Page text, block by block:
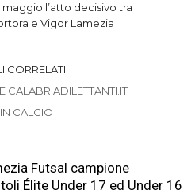
maggio l’atto decisivo tra
e Vigor Lamezia
CORRELATI
CALABRIADILETTANTI.IT
CALCIO
Futsal campione
Élite Under 17 ed Under 16